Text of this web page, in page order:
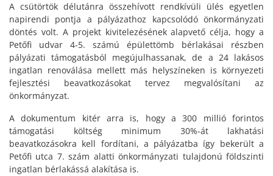
A csütörtök délutánra összehívott rendkívüli ülés egyetlen
napirendi pontja a pályázathoz kapcsolódó önkormányzati
döntés volt. A projekt kivitelezésének alapvető célja, hogy a
Petőfi udvar 4-5. számú épülettömb bérlakásai részben
pályázati támogatásból megújulhassanak, de a 24 lakásos
ingatlan renoválása mellett más helyszíneken is környezeti
fejlesztési beavatkozásokat tervez megvalósítani az
önkormányzat.
A dokumentum kitér arra is, hogy a 300 millió forintos
támogatási költség minimum 30%-át lakhatási
beavatkozásokra kell fordítani, a pályázatba így bekerült a
Petőfi utca 7. szám alatti önkormányzati tulajdonú földszinti
ingatlan bérlakássá alakítása is.